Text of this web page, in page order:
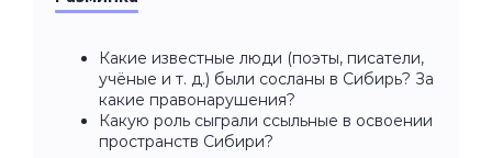
Какие известные люди (поэты, писатели,
учёные и т. д.) были сосланы в Сибирь? За
какие правонарушения?
Какую роль сыграли ссыльные в освоении
пространств Сибири?